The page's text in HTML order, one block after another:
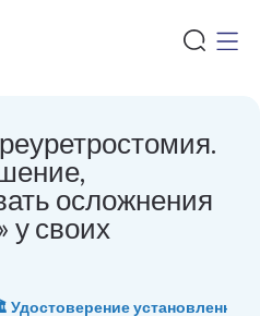
осложнения
у своих
Удостоверение